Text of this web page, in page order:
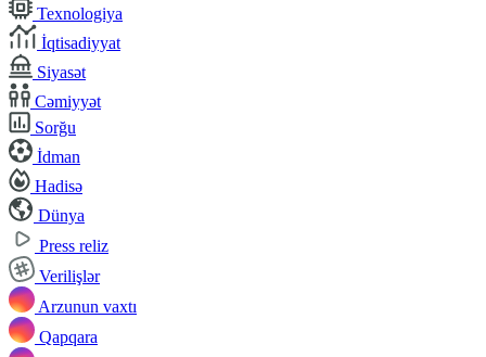
Texnologiya
İqtisadiyyat
Siyasət
Cəmiyyət
Sorğu
İdman
Hadisə
Dünya
Press reliz
Verilişlər
Arzunun vaxtı
Qapqara